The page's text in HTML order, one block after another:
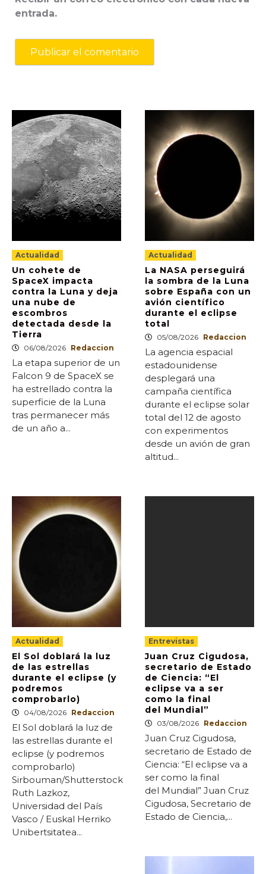
entrada.
Actualidad
Un cohete de
SpaceX impacta
contra la Luna y deja
una nube de
escombros
detectada desde la
Tierra
06/08/2026 Redaccion
La etapa superior de un
Falcon 9 de SpaceX se
ha estrellado contra la
superficie de la Luna
tras permanecer más
de un año a...
Actualidad
La NASA perseguirá
la sombra de la Luna
sobre España con un
avión científico
durante el eclipse
total
05/08/2026 Redaccion
La agencia espacial
estadounidense
desplegará una
campaña científica
durante el eclipse solar
total del 12 de agosto
con experimentos
desde un avión de gran
altitud...
Actualidad
El Sol doblará la luz
de las estrellas
durante el eclipse (y
podremos
comprobarlo)
04/08/2026 Redaccion
El Sol doblará la luz de
las estrellas durante el
eclipse (y podremos
comprobarlo)
Sirbouman/Shutterstock
Ruth Lazkoz,
Universidad del País
Vasco / Euskal Herriko
Unibertsitatea...
Entrevistas
Juan Cruz Cigudosa,
secretario de Estado
de Ciencia: “El
eclipse va a ser
como la final
del Mundial”
03/08/2026 Redaccion
Juan Cruz Cigudosa,
secretario de Estado de
Ciencia: “El eclipse va a
ser como la final
del Mundial” Juan Cruz
Cigudosa, Secretario de
Estado de Ciencia,...